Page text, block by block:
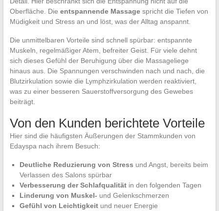
Oberfläche. Die entspannende Massagespricht die Tiefen von
Müdigkeit und Stress an und löst, was der Alltag anspannt.
Die unmittelbaren Vorteile sind schnell spürbar: entspannte
Muskeln, regelmäßiger Atem, befreiter Geist. Für viele dehnt
sich dieses Gefühl der Beruhigung über die Massageliege
hinaus aus. Die Spannungen verschwinden nach und nach, die
Blutzirkulation sowie die Lymphzirkulation werden reaktiviert,
was zu einer besseren Sauerstoffversorgung des Gewebes
beiträgt.
Von den Kunden berichtete Vorteile
Hier sind die häufigsten Äußerungen der Stammkunden von
Edayspa nach ihrem Besuch:
Deutliche Reduzierung von Stress und Angst, bereits beim
Verlassen des Salons spürbar
Verbesserung der Schlafqualitätin den folgenden Tagen
Linderung von Muskel- und Gelenkschmerzen
Gefühl von Leichtigkeitund neuer Energie